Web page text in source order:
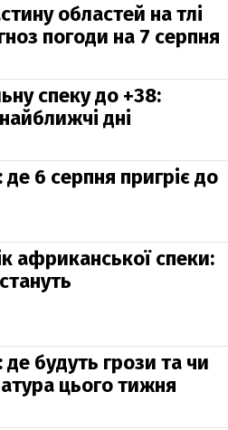
областей на тлі
погоди на 7 серпня
спеку до +38:
дні
де 6 серпня пригріє до
африканської спеки:
де будуть грози та чи
цього тижня